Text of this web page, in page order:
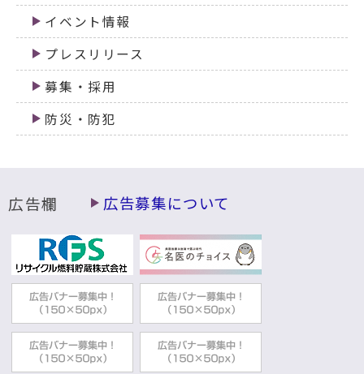
イベント情報
プレスリリース
募集・採用
防災・防犯
広告欄 広告募集について